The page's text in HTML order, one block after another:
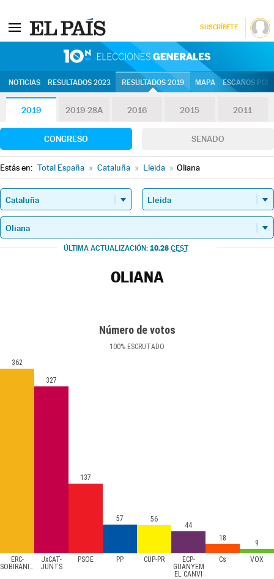
SUSCRÍBETE
NOTICIAS RESULTADOS 2023 RESULTADOS 2019 MAPA ESCAÑOS
2019 2019-28A 2016 2015 2011
CONGRESO SENADO
Estás en: Total España » Cataluña » Lleida » Oliana
ÚLTIMA ACTUALIZACIÓN: 10.28 CEST
OLIANA
Número de votos
100% ESCRUTADO
ERC-
SOBIRANISTES
JxCAT-
JUNTS
PSOE PP CUP-PR
ECP-
GUANYEM
EL CANVI
Cs VOX
362
327
137
57 56
44
18
9